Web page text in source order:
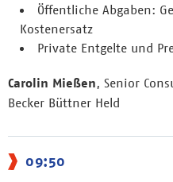
Öffentliche Abgaben:
Kostenersatz
Private Entgelte und
Carolin Mießen, Senior
Becker Büttner Held
09:50